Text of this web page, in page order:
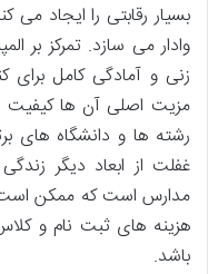
بسیار رقابتی را ایجاد
وادار می سازد. تمرکز بر
زنی و آمادگی کامل
مزیت اصلی آن ها کیفیت
رشته ها و دانشگاه های
غفلت از ابعاد دیگر
مدارس است که ممکن است
هزینه های ثبت نام و
باشد.